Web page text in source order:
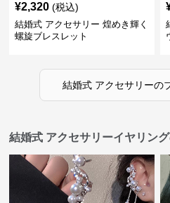
¥2,320 (税込)
結婚式 アクセサリー 煌めき輝く
螺旋ブレスレット
結婚式 アクセサリーの
結婚式 アクセサリーイヤリン